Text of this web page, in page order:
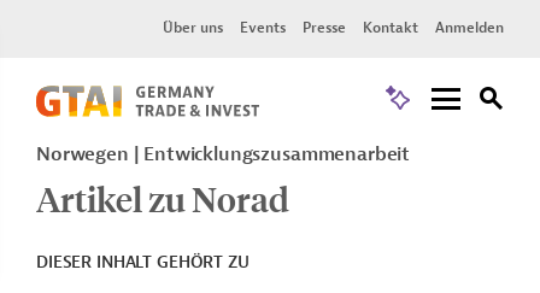
Über uns Events Presse Kontakt Anmelden
Norwegen Entwicklungszusammenarbeit
Artikel zu Norad
DIESER INHALT GEHÖRT ZU